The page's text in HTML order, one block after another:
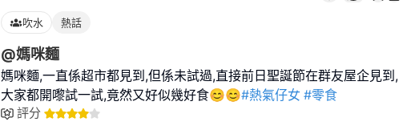
吹水 熱話
@媽咪麵
媽咪麵,一直係超市都見到,但係未試過,直接前日聖誕節在群友屋企見到,
大家都開嚟試一試,竟然又好似幾好食😊😊#熱氣仔女 #零食
評分